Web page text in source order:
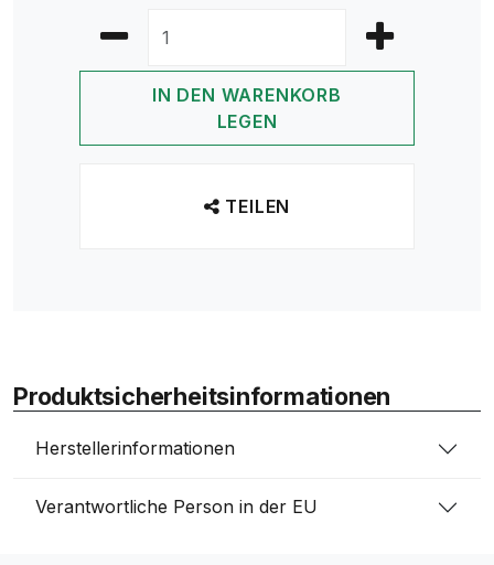
IN DEN WARENKORB
LEGEN
TEILEN
Produktsicherheitsinformationen
Herstellerinformationen
Verantwortliche Person in der EU